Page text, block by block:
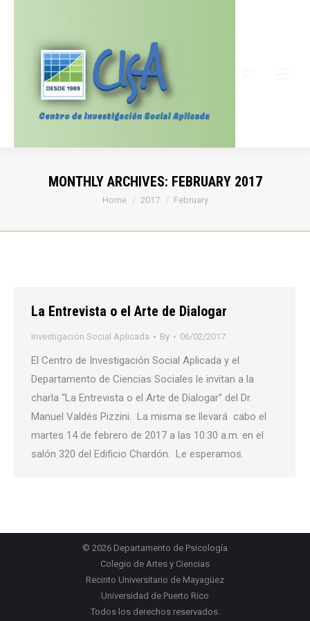
MONTHLY ARCHIVES: FEBRUARY 2017
You are here:
Home 2017 February
La Entrevista o el Arte de Dialogar
Investigación Social Aplicada By 06/02/2017
El Centro de Investigación Social Aplicada y el
Departamento de Ciencias Sociales le invitan a la
charla “La Entrevista o el Arte de Dialogar” del Dr.
Manuel Valdés Pizzini. La misma se llevará cabo el
martes 14 de febrero de 2017 a las 10:30 a.m. en el
salón 320 del Edificio Chardón. Le esperamos.
© 2026 Departamento de Psicología
Colegio de Artes y Ciencias
Recinto Universitario de Mayagüez
Universidad de Puerto Rico
Todos los derechos reservados.